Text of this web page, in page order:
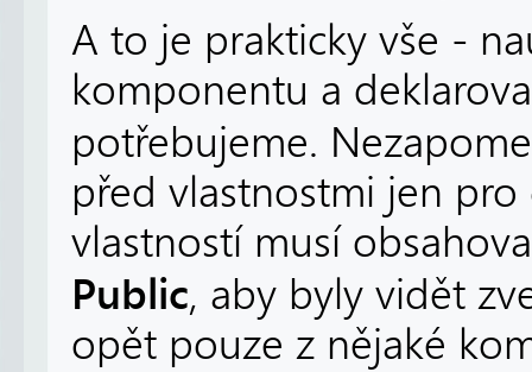
A to je prakticky vše -
komponentu a
potřebujeme.
před vlastnostmi jen pro
vlastností musí
Public, aby byly vidět
opět pouze z nějaké